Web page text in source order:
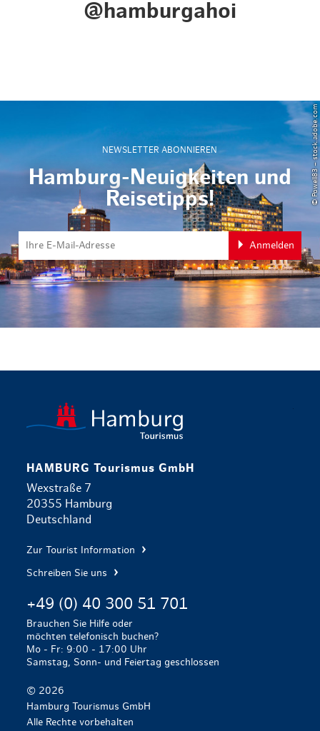
@hamburgahoi
NEWSLETTER ABONNIEREN
Hamburg-Neuigkeiten und
Reisetipps!
Anmelden
© Powell83 – stock.adobe.com
HAMBURG Tourismus GmbH
Wexstraße 7
20355 Hamburg
Deutschland
Zur Tourist Information
Schreiben Sie uns
+49 (0) 40 300 51 701
Brauchen Sie Hilfe oder
möchten telefonisch buchen?
Mo - Fr: 9:00 - 17:00 Uhr
Samstag, Sonn- und Feiertag geschlossen
© 2026
Hamburg Tourismus GmbH
Alle Rechte vorbehalten